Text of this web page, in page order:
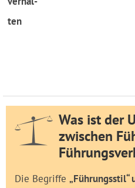
ten
Was ist der
zwischen
Die Begriffe „Führungsstil“